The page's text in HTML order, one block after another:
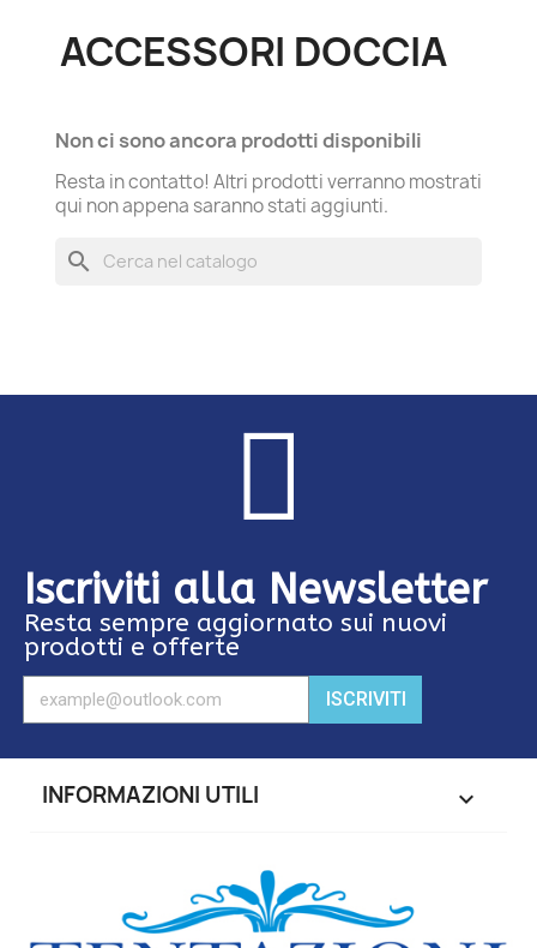
ACCESSORI DOCCIA
Non ci sono ancora prodotti disponibili
Resta in contatto! Altri prodotti verranno mostrati
qui non appena saranno stati aggiunti.
search
Iscriviti alla Newsletter
Resta sempre aggiornato sui nuovi
prodotti e offerte
ISCRIVITI
INFORMAZIONI UTILI 